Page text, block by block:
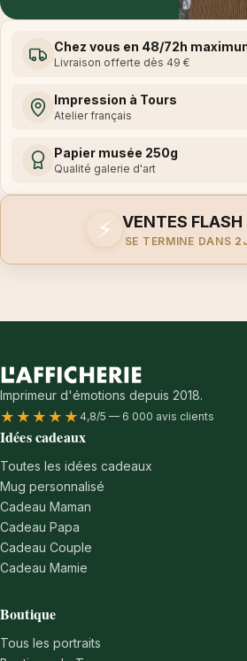
Chez vous en 48/72h
Livraison offerte dès 49 €
Impression à Tours
Atelier français
Papier musée 250g
Qualité galerie d'art
⚡ VENTES FLASH
SE TERMINE DANS
Imprimeur d'émotions depuis 2018.
★★★★★ 4,8/5 — 6 000 avis clients
Idées cadeaux
Toutes les idées cadeaux
Mug personnalisé
Cadeau Maman
Cadeau Papa
Cadeau Couple
Cadeau Mamie
Boutique
Tous les portraits